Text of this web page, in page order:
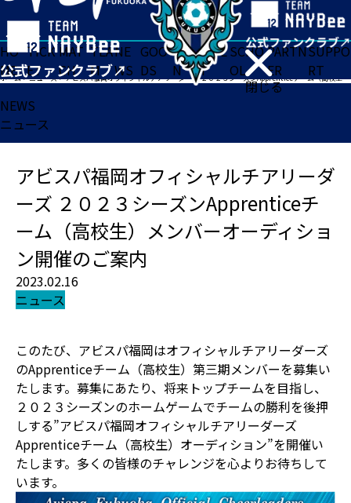
閉じる
HO
ME
TICK
ET
MAT
CH
TEA
M
NE
WS
GOO
DS
FA
N
ACADE
MY
SCHO
OL
PARTN
ER
SUPPO
RT
ホーム>ニュース>アビスパ福岡オフィシャルチアリーダーズ ２０２３シーズンApprenticeチーム（高校生）メンバーオーディション開催のご案内
NEWS
ニュース
アビスパ福岡オフィシャルチアリーダ
ーズ ２０２３シーズンApprenticeチ
ーム（高校生）メンバーオーディショ
ン開催のご案内
2023.02.16
ニュース
このたび、アビスパ福岡はオフィシャルチアリーダーズ
のApprenticeチーム（高校生）第三期メンバーを募集い
たします。募集にあたり、将来トップチームを目指し、
２０２３シーズンのホームゲームでチームの勝利を後押
しする”アビスパ福岡オフィシャルチアリーダーズ
Apprenticeチーム（高校生）オーディション”を開催い
たします。多くの皆様のチャレンジを心よりお待ちして
います。